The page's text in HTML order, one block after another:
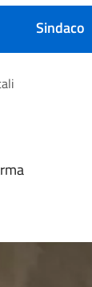
Sindaco